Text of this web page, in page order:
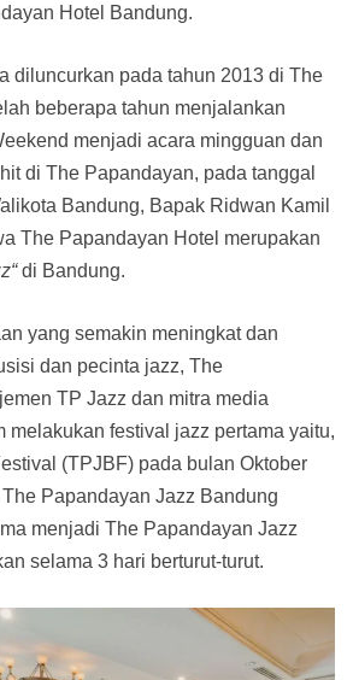
Hotel Bandung.
diluncurkan pada tahun 2013 di The
beberapa tahun menjalankan
menjadi acara mingguan dan
di The Papandayan, pada tanggal
Bandung, Bapak Ridwan Kamil
The Papandayan Hotel merupakan
“di Bandung.
yang semakin meningkat dan
dan pecinta jazz, The
TP Jazz dan mitra media
melakukan festival jazz pertama yaitu,
(TPJBF) pada bulan Oktober
Papandayan Jazz Bandung
menjadi The Papandayan Jazz
selama 3 hari berturut-turut.